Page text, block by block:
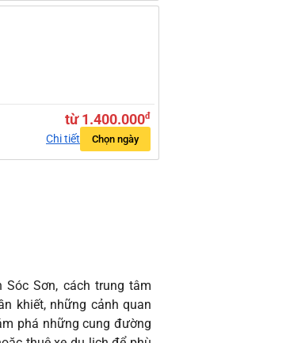
từ 1.400.000đ
Chi tiết Chọn ngày
Sơn, cách trung tâm
khiết, những cảnh quan
phá những cung đường